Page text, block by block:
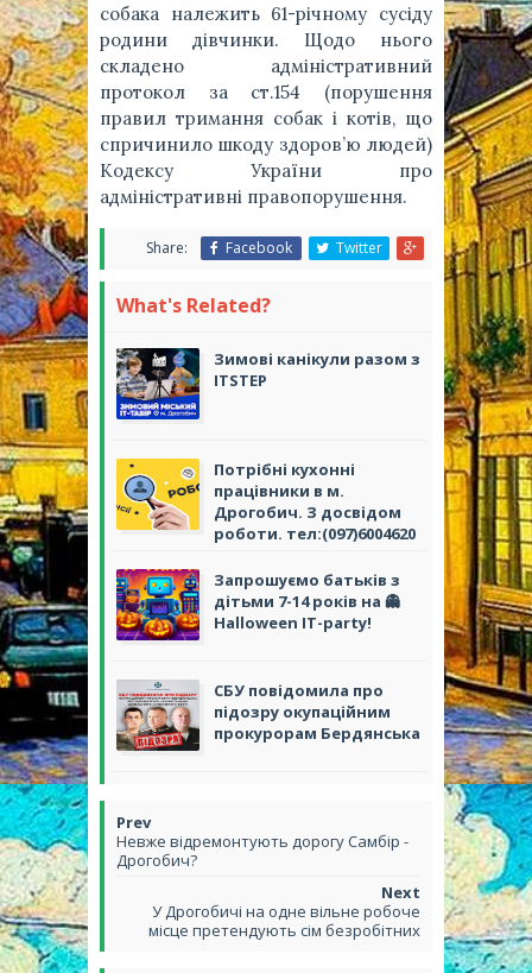
собака належить 61-річному сусіду
родини дівчинки. Щодо нього
складено адміністративний
протокол за ст.154 (порушення
правил тримання собак і котів, що
спричинило шкоду здоров’ю людей)
Кодексу України про
адміністративні правопорушення.
Share: Facebook Twitter
What's Related?
Зимові канікули разом з
ІТSTEP
Потрібні кухонні
працівники в м.
Дрогобич. З досвідом
роботи. тел:(097)6004620
Запрошуємо батьків з
дітьми 7-14 років на 👻
Halloween IT-party!
СБУ повідомила про
підозру окупаційним
прокурорам Бердянська
Невже відремонтують дорогу Самбір -
Дрогобич?
У Дрогобичі на одне вільне робоче
місце претендують сім безробітних